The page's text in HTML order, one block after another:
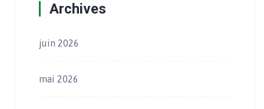
Archives
juin 2026
mai 2026